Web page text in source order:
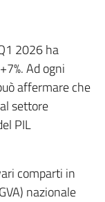
2026 ha
Ad ogni
affermare che
settore
PIL
comparti in
nazionale